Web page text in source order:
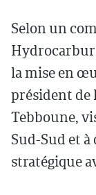
Selon un
la mise en
président de
Tebboune,
Sud-Sud et
stratégique